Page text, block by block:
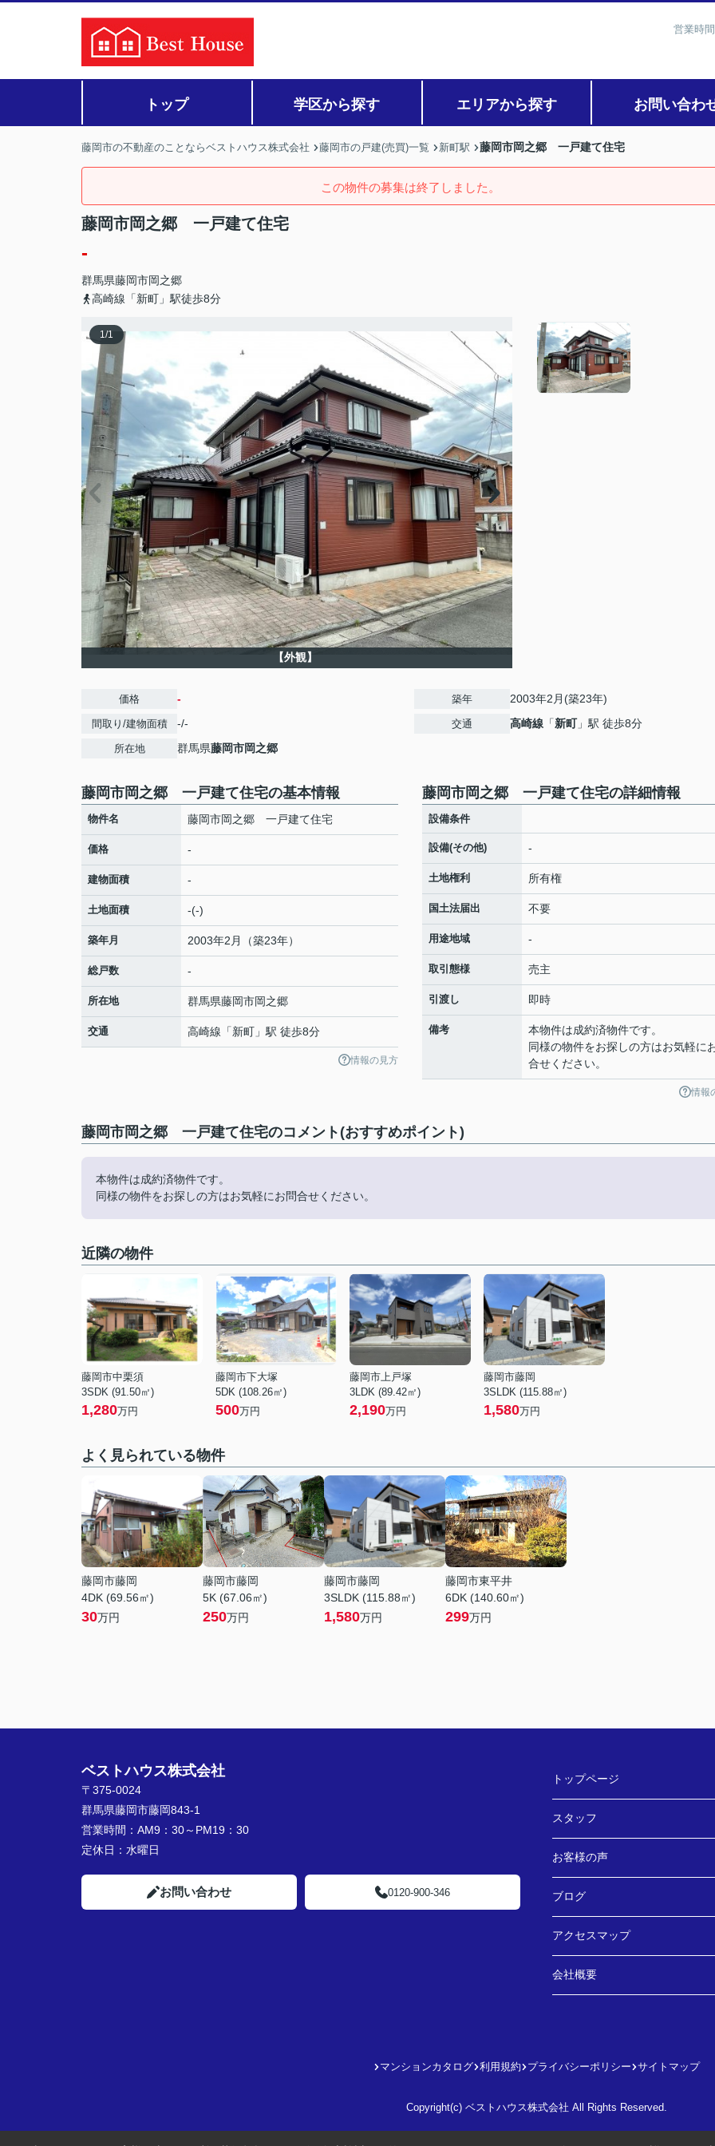
営業時
トップ 学区から探す エリアから探す お問い合わ
藤岡市の不動産のことならベストハウス株式会社 藤岡市の戸建(売買)一覧 新町駅 藤岡市岡之郷 一戸建て住宅
この物件の募集は終了しました。
藤岡市岡之郷 一戸建て住宅
-
群馬県藤岡市岡之郷
高崎線「新町」駅徒歩8分
1/1
【外観】
価格 -
間取り/建物面積 -/-
所在地 群馬県藤岡市岡之郷
築年 2003年2月(築23年)
交通 高崎線 「新町」駅 徒歩8分
藤岡市岡之郷 一戸建て住宅の基本情報
物件名 藤岡市岡之郷 一戸建て住宅
価格 -
建物面積 -
土地面積 -(-)
築年月 2003年2月（築23年）
総戸数 -
所在地 群馬県藤岡市岡之郷
交通 高崎線 「新町 」駅 徒歩8分
情報の見方
藤岡市岡之郷 一戸建て住宅の詳細情報
設備条件
設備(その他) -
土地権利 所有権
国土法届出 不要
用途地域 -
取引態様 売主
引渡し 即時
備考
本物件は成約済物件です。
同様の物件をお探しの方はお気軽に
合せください。
情報
藤岡市岡之郷 一戸建て住宅のコメント(おすすめポイント)
本物件は成約済物件です。
同様の物件をお探しの方はお気軽にお問合せください。
近隣の物件
藤岡市中栗須
3SDK (91.50㎡)
1,280万円
藤岡市下大塚
5DK (108.26㎡)
500万円
藤岡市上戸塚
3LDK (89.42㎡)
2,190万円
藤岡市藤岡
3SLDK (115.88㎡)
1,580万円
よく見られている物件
藤岡市藤岡
4DK (69.56㎡)
30万円
藤岡市藤岡
5K (67.06㎡)
250万円
藤岡市藤岡
3SLDK (115.88㎡)
1,580万円
藤岡市東平井
6DK (140.60㎡)
299万円
ベストハウス株式会社
〒375-0024
群馬県藤岡市藤岡843-1
営業時間： AM9：30～PM19：30
定休日： 水曜日
お問い合わせ 0120-900-346
トップページ
スタッフ
お客様の声
ブログ
アクセスマップ
会社概要
マンションカタログ 利用規約 プライバシーポリシー サイトマップ
Copyright(c) ベストハウス株式会社 All Rights Reserved.